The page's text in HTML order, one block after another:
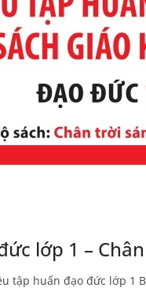
lớp 1 –
tập huấn đạo đức lớp 1